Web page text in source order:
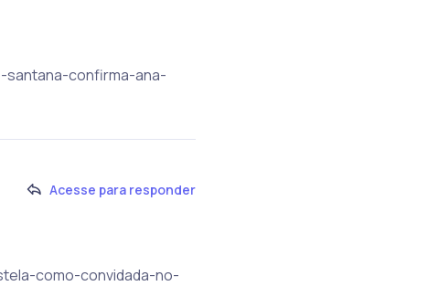
santana-confirma-ana-
Acesse para responder
como-convidada-no-